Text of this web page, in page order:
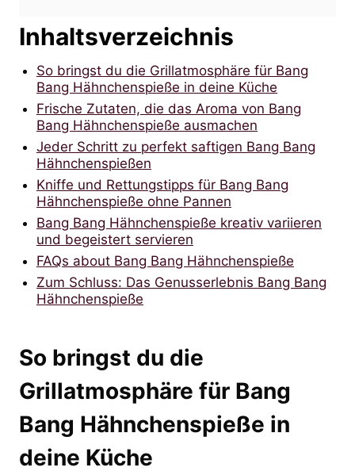
Inhaltsverzeichnis
So bringst du die Grillatmosphäre für Bang
Bang Hähnchenspieße in deine Küche
Frische Zutaten, die das Aroma von Bang
Bang Hähnchenspieße ausmachen
Jeder Schritt zu perfekt saftigen Bang Bang
Hähnchenspießen
Kniffe und Rettungstipps für Bang Bang
Hähnchenspieße ohne Pannen
Bang Bang Hähnchenspieße kreativ variieren
und begeistert servieren
FAQs about Bang Bang Hähnchenspieße
Zum Schluss: Das Genusserlebnis Bang Bang
Hähnchenspieße
So bringst du die
Grillatmosphäre für Bang
Bang Hähnchenspieße in
deine Küche